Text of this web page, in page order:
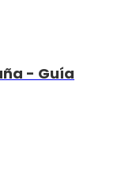
- Guía